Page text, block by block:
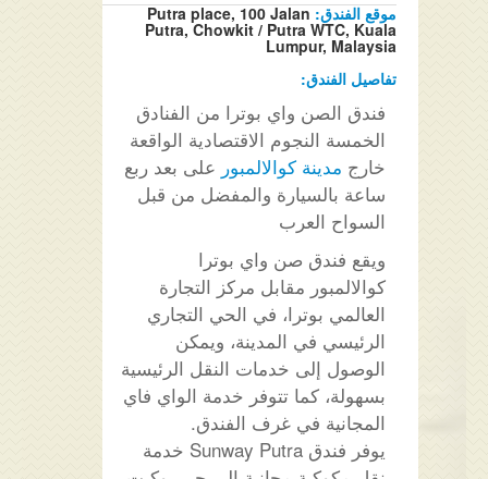
موقع الفندق:Putra place, 100 Jalan
Putra, Chowkit / Putra WTC, Kuala
Lumpur, Malaysia
تفاصيل الفندق:
فندق الصن واي بوترا من الفنادق
الخمسة النجوم الاقتصادية الواقعة
خارج مدينة كوالالمبور على بعد ربع
ساعة بالسيارة والمفضل من قبل
السواح العرب
ويقع فندق صن واي بوترا
كوالالمبور مقابل مركز التجارة
العالمي بوترا، في الحي التجاري
الرئيسي في المدينة، ويمكن
الوصول إلى خدمات النقل الرئيسية
بسهولة، كما تتوفر خدمة الواي فاي
المجانية في غرف الفندق.
يوفر فندق Sunway Putra خدمة